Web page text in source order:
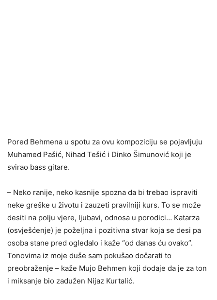
Pored Behmena u spotu za ovu kompoziciju se pojavljuju
Muhamed Pašić, Nihad Tešić i Dinko Šimunović koji je
svirao bass gitare.
– Neko ranije, neko kasnije spozna da bi trebao ispraviti
neke greške u životu i zauzeti pravilniji kurs. To se može
desiti na polju vjere, ljubavi, odnosa u porodici… Katarza
(osvješćenje) je poželjna i pozitivna stvar koja se desi pa
osoba stane pred ogledalo i kaže “od danas ću ovako”.
Tonovima iz moje duše sam pokušao dočarati to
preobraženje – kaže Mujo Behmen koji dodaje da je za ton
i miksanje bio zadužen Nijaz Kurtalić.